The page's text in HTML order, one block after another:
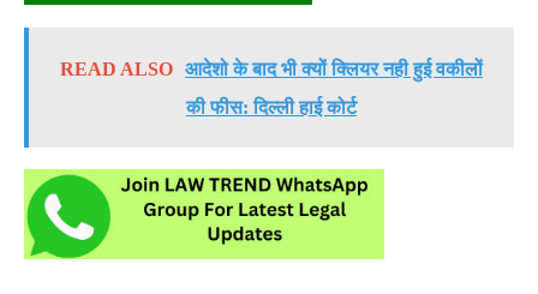
READ ALSO आदेशो के बाद भी क्यों क्लियर नही हुई वकीलों
की फीस: दिल्ली हाई कोर्ट